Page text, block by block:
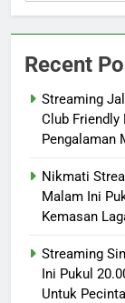
Recent
Streaming
Club Friendly
Pengalaman
Nikmati
Malam Ini
Kemasan
Streaming
Ini Pukul
Untuk